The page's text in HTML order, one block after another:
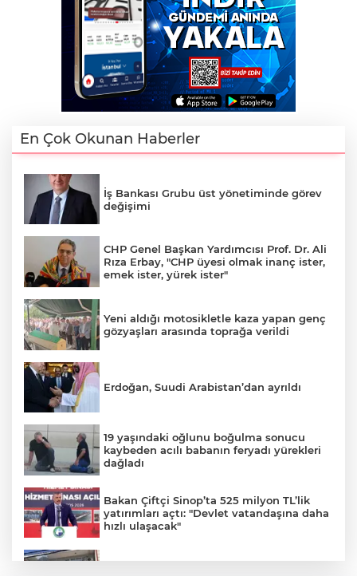
En Çok Okunan Haberler
İş Bankası Grubu üst yönetiminde görev
değişimi
CHP Genel Başkan Yardımcısı Prof. Dr. Ali
Rıza Erbay, "CHP üyesi olmak inanç ister,
emek ister, yürek ister"
Yeni aldığı motosikletle kaza yapan genç
gözyaşları arasında toprağa verildi
Erdoğan, Suudi Arabistan’dan ayrıldı
19 yaşındaki oğlunu boğulma sonucu
kaybeden acılı babanın feryadı yürekleri
dağladı
Bakan Çiftçi Sinop’ta 525 milyon TL’lik
yatırımları açtı: "Devlet vatandaşına daha
hızlı ulaşacak"